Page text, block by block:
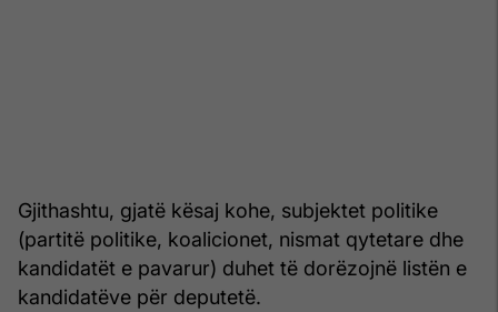
Gjithashtu, gjatë kësaj kohe, subjektet politike
(partitë politike, koalicionet, nismat qytetare dhe
kandidatët e pavarur) duhet të dorëzojnë listën e
kandidatëve për deputetë.